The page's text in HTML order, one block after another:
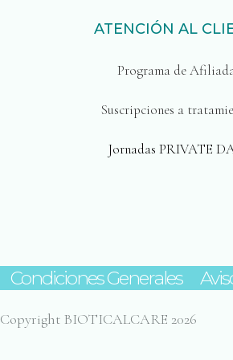
ATENCIÓN AL
Programa de
Suscripciones a
Jornadas PRIVATE
Condiciones Generales
Copyright BIOTICALCARE 2026